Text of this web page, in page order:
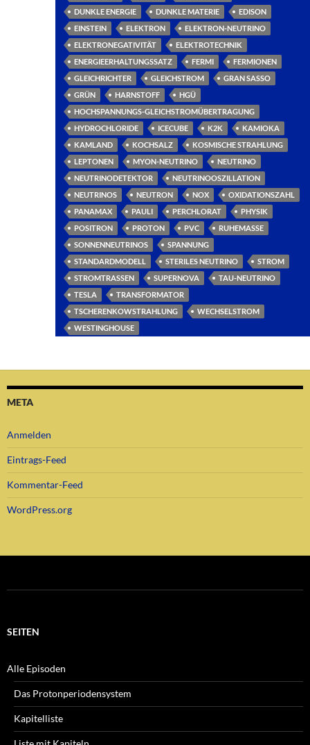
DUNKLE ENERGIE
DUNKLE MATERIE
EDISON
EINSTEIN
ELEKTRON
ELEKTRON-NEUTRINO
ELEKTRONEGATIVITÄT
ELEKTROTECHNIK
ENERGIEERHALTUNGSSATZ
FERMI
FERMIONEN
GLEICHRICHTER
GLEICHSTROM
GRAN SASSO
GRÜN
HARNSTOFF
HGÜ
HOCHSPANNUNGS-GLEICHSTROMÜBERTRAGUNG
HYDROCHLORIDE
ICECUBE K2K
KAMIOKA
KAMLAND
KOCHSALZ
KOSMISCHE STRAHLUNG
LEPTONEN
MYON-NEUTRINO
NEUTRINO
NEUTRINODETEKTOR
NEUTRINOOSZILLATION
NEUTRINOS
NEUTRON NOX
OXIDATIONSZAHL
PANAMAX
PAULI PERCHLORAT
PHYSIK
POSITRON
PROTON PVC
RUHEMASSE
SONNENNEUTRINOS
SPANNUNG
STANDARDMODELL
STERILES NEUTRINO
STROM
STROMTRASSEN
SUPERNOVA
TAU-NEUTRINO
TESLA
TRANSFORMATOR
TSCHERENKOWSTRAHLUNG
WECHSELSTROM
WESTINGHOUSE
META
Anmelden
Eintrags-Feed
Kommentar-Feed
WordPress.org
SEITEN
Alle Episoden
Das Protonperiodensystem
Kapitelliste